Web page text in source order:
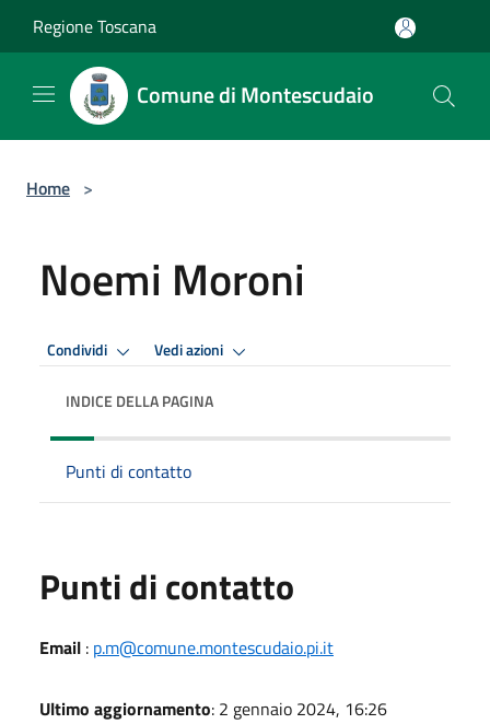
Regione Toscana
Comune di Montescudaio
Home >
Noemi Moroni
Condividi Vedi azioni
INDICE DELLA PAGINA
Punti di contatto
Punti di contatto
Email : p.m@comune.montescudaio.pi.it
Ultimo aggiornamento: 2 gennaio 2024, 16:26